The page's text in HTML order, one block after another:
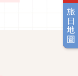
旅日地圖